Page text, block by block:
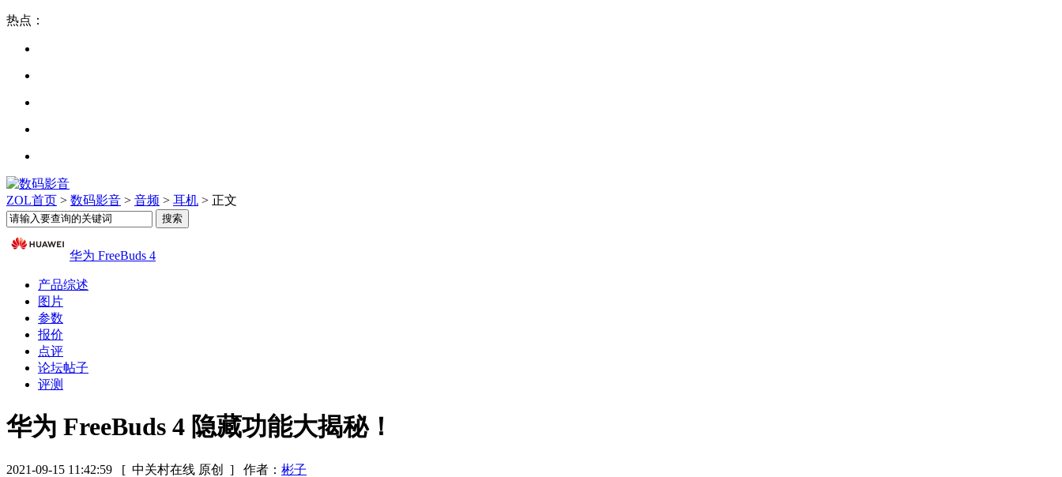
热点：
ZOL首页 > 数码影音 > 音频 > 耳机 > 正文
华为 FreeBuds 4
产品综述
图片
参数
报价
点评
论坛帖子
评测
华为 FreeBuds 4 隐藏功能大揭秘！
2021-09-15 11:42:59 [ 中关村在线 原创 ] 作者： 彬子